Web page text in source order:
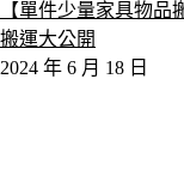
【單件少量家具物
搬運大公開
2024 年 6 月 18 日